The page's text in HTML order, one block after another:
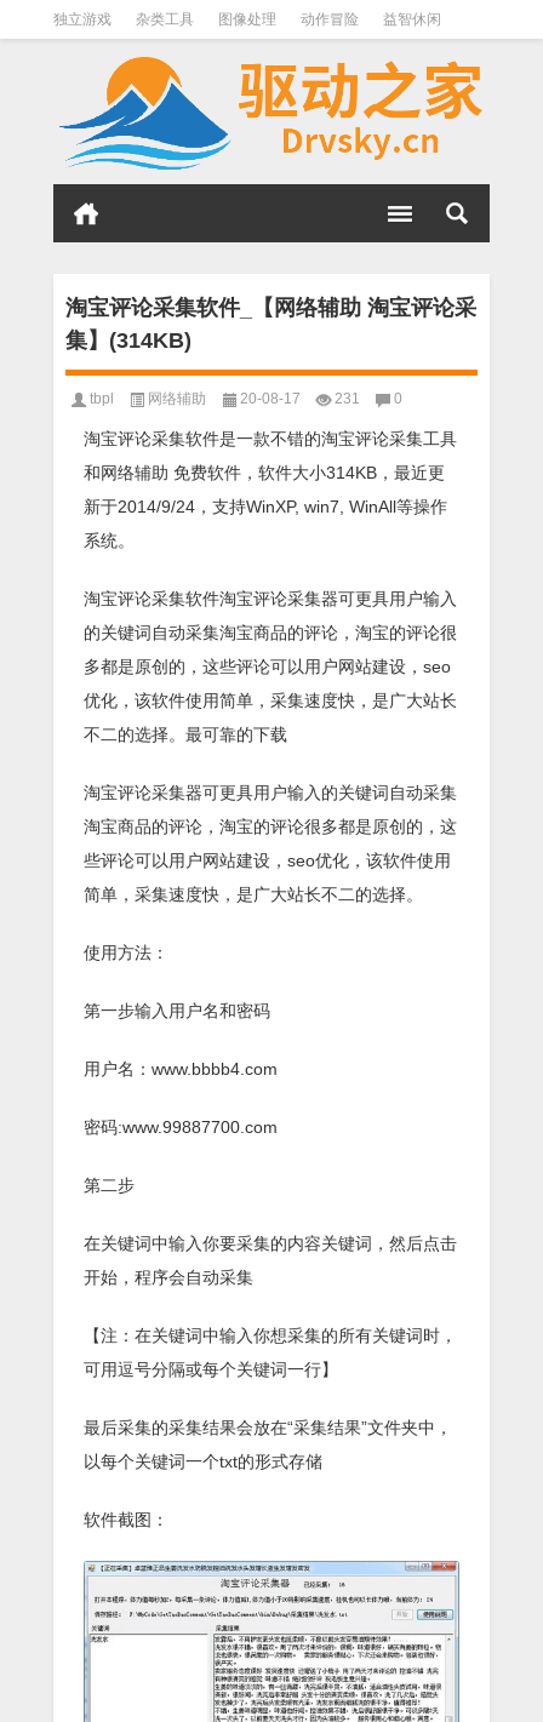
独立游戏 杂类工具 图像处理 动作冒险 益智休闲
QQ其它 下载软件 文件管理 其它
软件分类
淘宝评论采集软件_【网络辅助 淘宝评论采
集】(314KB)
tbpl 网络辅助 20-08-17 231 0
淘宝评论采集软件是一款不错的淘宝评论采集工具
和网络辅助 免费软件，软件大小314KB，最近更
新于2014/9/24，支持WinXP, win7, WinAll等操作
系统。
淘宝评论采集软件淘宝评论采集器可更具用户输入
的关键词自动采集淘宝商品的评论，淘宝的评论很
多都是原创的，这些评论可以用户网站建设，seo
优化，该软件使用简单，采集速度快，是广大站长
不二的选择。最可靠的下载
淘宝评论采集器可更具用户输入的关键词自动采集
淘宝商品的评论，淘宝的评论很多都是原创的，这
些评论可以用户网站建设，seo优化，该软件使用
简单，采集速度快，是广大站长不二的选择。
使用方法：
第一步输入用户名和密码
用户名：www.bbbb4.com
密码:www.99887700.com
第二步
在关键词中输入你要采集的内容关键词，然后点击
开始，程序会自动采集
【注：在关键词中输入你想采集的所有关键词时，
可用逗号分隔或每个关键词一行】
最后采集的采集结果会放在“采集结果”文件夹中，
以每个关键词一个txt的形式存储
软件截图：